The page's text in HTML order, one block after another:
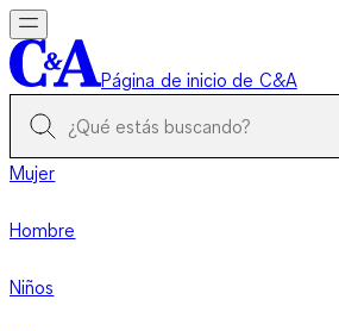
Página de inicio de C&A
Mujer
Hombre
Niños